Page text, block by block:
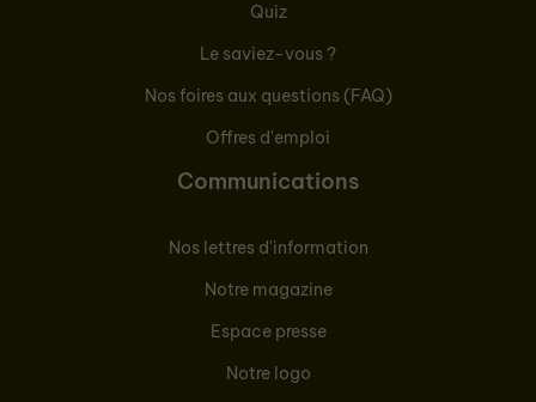
Quiz
Le saviez-vous ?
Nos foires aux questions (FAQ)
Offres d'emploi
Communications
Nos lettres d'information
Notre magazine
Espace presse
Notre logo